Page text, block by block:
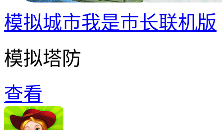
模拟城市我是巿长联机版
模拟塔防
查看